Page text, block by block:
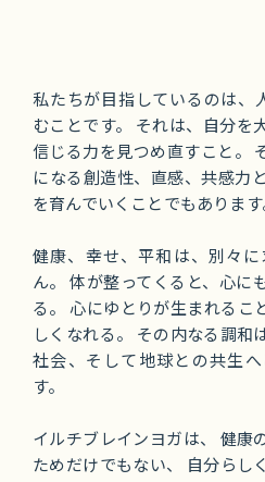
になる創造性、直感、共感力
を育んでいくことでもありま
健康、幸せ、平和は、別々
ん。 体が整ってくると、心に
る。 心にゆとりが生まれるこ
しくなれる。 その内なる調和
社会、そして地球との共生
す。
イルチブレインヨガは、 健康
ためだけでもない、 自分らし
中で生きる力を育むための場で